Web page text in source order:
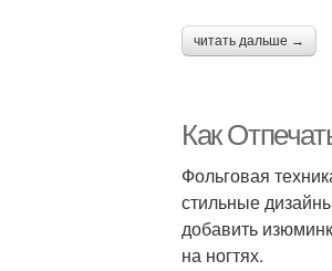
читать дальше →
Как
Фольговая
стильные
добавить
на ногтях.